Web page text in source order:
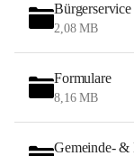
Bürgerservice
2,08 MB
Formulare
8,16 MB
Gemeinde- &